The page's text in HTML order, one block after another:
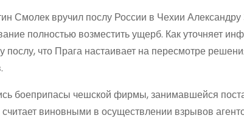
Смолек вручил послу России в Чехии
полностью возместить ущерб. Как уточняет
послу, что Прага настаивает на пересмотре
боеприпасы чешской фирмы, занимавшейся
виновными в осуществлении взрывов